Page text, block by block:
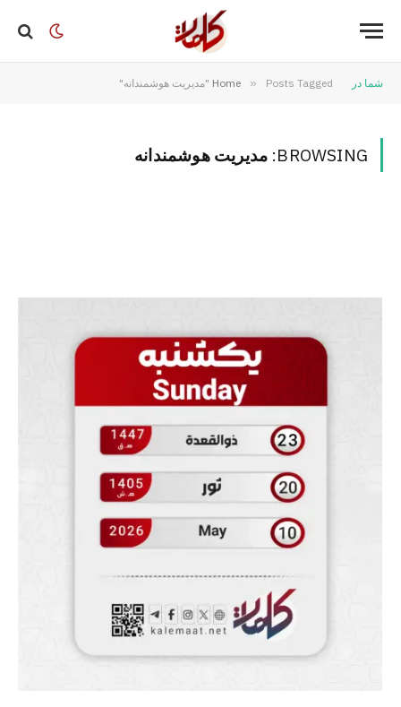
شما در Home » Posts Tagged "مدیریت هوشمندانه"
BROWSING: مدیریت هوشمندانه